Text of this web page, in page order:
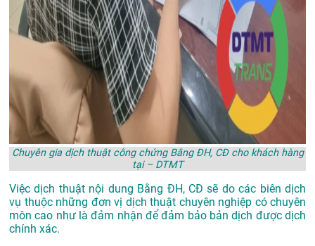
Chuyên gia dịch thuật công chứng Bằng ĐH, CĐ cho khách hàng
tại – DTMT
Việc dịch thuật nội dung Bằng ĐH, CĐ sẽ do các biên dịch
vụ thuộc những đơn vị dịch thuật chuyên nghiệp có chuyên
môn cao như là đảm nhận để đảm bảo bản dịch được dịch
chính xác.